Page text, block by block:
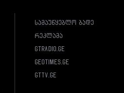
სამაუწყებლო ბადე
რეკლამა
gtradio.ge
geotimes.ge
gttv.ge